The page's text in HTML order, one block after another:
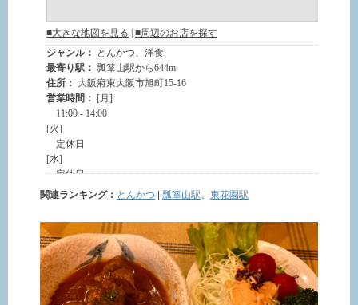
関連ランキング： とんかつ 瓢箪山駅、 東花園駅